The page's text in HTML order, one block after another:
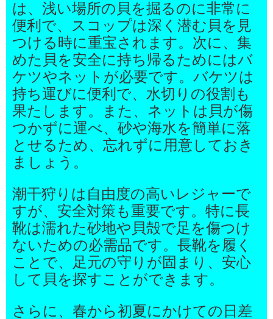
は、浅い場所の貝を掘るのに非常に
便利で、スコップは深く潜む貝を見
つける時に重宝されます。次に、集
めた貝を安全に持ち帰るためにはバ
ケツやネットが必要です。バケツは
持ち運びに便利で、水切りの役割も
果たします。また、ネットは貝が傷
つかずに運べ、砂や海水を簡単に落
とせるため、忘れずに用意しておき
ましょう。
潮干狩りは自由度の高いレジャーで
すが、安全対策も重要です。特に長
靴は濡れた砂地や貝殻で足を傷つけ
ないための必需品です。長靴を履く
ことで、足元の守りが固まり、安心
して貝を探すことができます。
さらに、春から初夏にかけての日差